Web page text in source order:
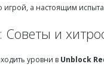
игрой, а настоящим
и
уровни в Unblock